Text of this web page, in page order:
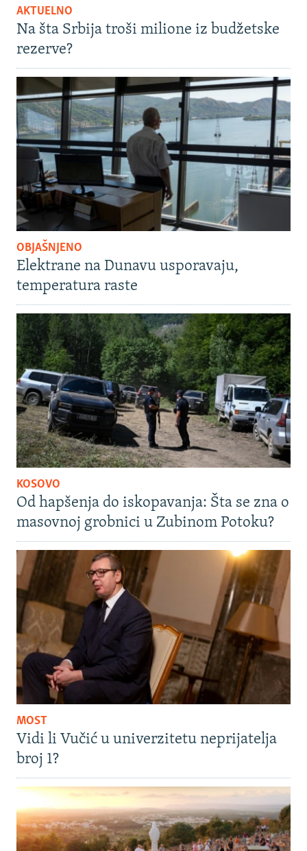
AKTUELNO
Na šta Srbija troši milione iz budžetske
rezerve?
OBJAŠNJENO
Elektrane na Dunavu usporavaju,
temperatura raste
KOSOVO
Od hapšenja do iskopavanja: Šta se zna o
masovnoj grobnici u Zubinom Potoku?
MOST
Vidi li Vučić u univerzitetu neprijatelja
broj 1?